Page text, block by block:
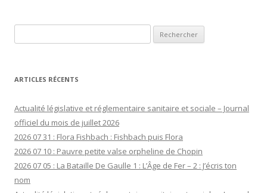
ARTICLES RÉCENTS
Actualité législative et réglementaire sanitaire et sociale – Journal
officiel du mois de juillet 2026
2026 07 31 : Flora Fishbach : Fishbach puis Flora
2026 07 10 : Pauvre petite valse orpheline de Chopin
2026 07 05 : La Bataille De Gaulle 1 : L’Âge de Fer – 2 : J’écris ton
nom